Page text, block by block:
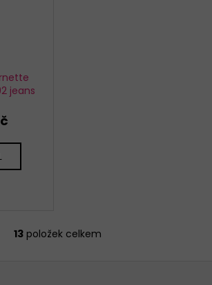
jeans
O
13položek celkem